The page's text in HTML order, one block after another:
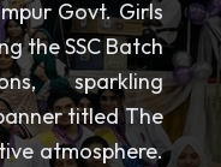
Govt. Girls
the SSC Batch
sparkling
titled The
atmosphere.